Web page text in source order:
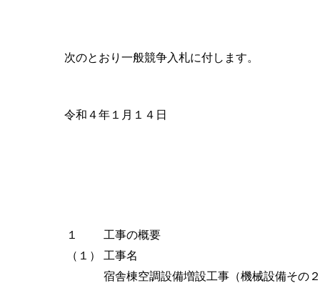
次のとおり一般競争入札に付します。
令和４年１月１４日
１
工事の概要
（１）
工事名
宿舎棟空調設備増設工事（機械設備その